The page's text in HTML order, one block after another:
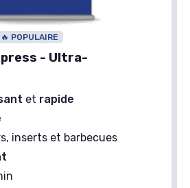
🔥 POPULAIRE
- Ultra-
et rapide
inserts et barbecues